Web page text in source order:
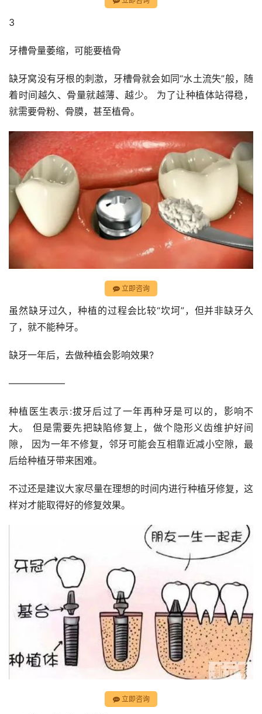
3
牙槽骨量萎缩，可能要植骨
缺牙窝没有牙根的刺激，牙槽骨就会如同“水土流失”般，随
着时间越久、骨量就越薄、越少。 为了让种植体站得稳，
就需要骨粉、骨膜，甚至植骨。
立即咨询
虽然缺牙过久，种植的过程会比较“坎坷”，但并非缺牙久
了，就不能种牙。
缺牙一年后，去做种植会影响效果?
——————
种植医生表示:拔牙后过了一年再种牙是可以的，影响不
大。 但是需要先把缺陷修复上，做个隐形义齿维护好间
隙， 因为一年不修复，邻牙可能会互相靠近减小空隙，最
后给种植牙带来困难。
不过还是建议大家尽量在理想的时间内进行种植牙修复，这
样对才能取得好的修复效果。
立即咨询